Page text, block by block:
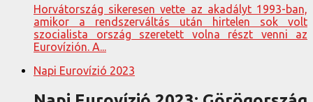
Horvátország sikeresen vette az akadályt 1993-ban,
amikor a rendszerváltás után hirtelen sok volt
szocialista ország szeretett volna részt venni az
Eurovízión. A...
Napi Eurovízió 2023